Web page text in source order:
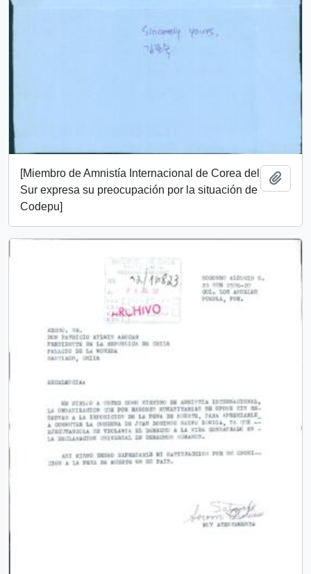
[Miembro de Amnistía Internacional de Corea del
Sur expresa su preocupación por la situación de
Codepu]